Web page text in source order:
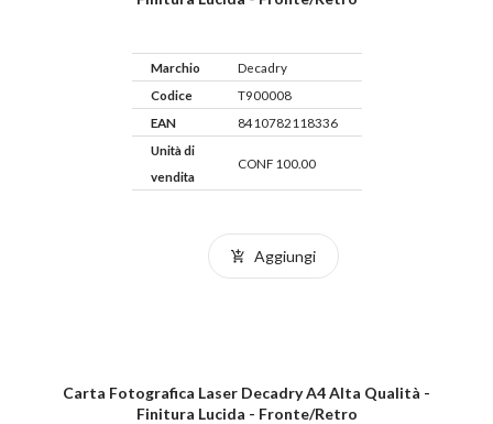
Marchio
Decadry
Codice
T900008
EAN
8410782118336
Unità di
vendita
CONF 100.00
Aggiungi
Carta Fotografica Laser Decadry A4 Alta Qualità -
Finitura Lucida - Fronte/retro